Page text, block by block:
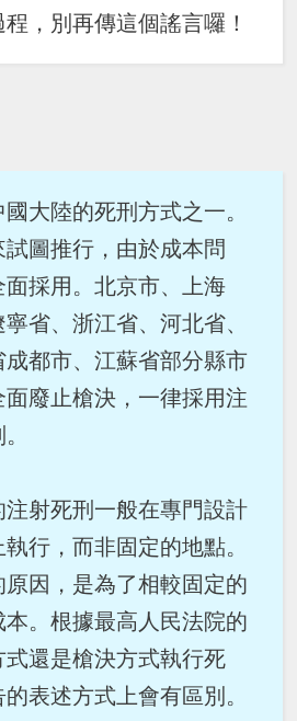
，別再傳這個謠言囉！
大陸的死刑方式之一。
圖推行，由於成本問
採用。北京市、上海
省、浙江省、河北省、
都市、江蘇省部分縣市
廢止槍決，一律採用注
射死刑一般在專門設計
行，而非固定的地點。
因，是為了相較固定的
。根據最高人民法院的
還是槍決方式執行死
表述方式上會有區別。